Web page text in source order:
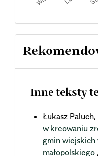
Inne teksty
Łukasz Paluch,
w kreowaniu
gmin wiejskich
małopolskiego ,